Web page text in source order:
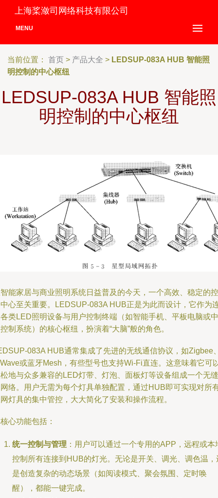
上海桨潋司网络科技有限公司
MENU
当前位置： 首页 > 产品大全 > LEDSUP-083A HUB 智能照
明控制的中心枢纽
LEDSUP-083A HUB 智能照
明控制的中心枢纽
能家居与商业照明系统日益普及的今天，一个高效、稳定的控
心至关重要。LEDSUP-083A HUB正是为此而设计，它作为
类LED照明设备与用户控制终端（如智能手机、平板电脑或中
制系统）的核心枢纽，扮演着“大脑”般的角色。
083A HUB通常集成了先进的无线通信协议，如Zigbee
或蓝牙Mesh，有些型号也支持Wi-Fi直连。这意味着它可
地与众多兼容的LED灯带、灯泡、面板灯等设备组成一个无缝
络。用户无需为每个灯具单独配置，通过HUB即可实现对所
灯具的集中管控，大大简化了安装和操作流程。
心功能包括：
统一控制与管理 ：用户可以通过一个专用的APP，远程或本
控制所有连接到HUB的灯光。无论是开关、调光、调色温，
是创造复杂的动态场景（如阅读模式、聚会氛围、定时唤
醒），都能一键完成。